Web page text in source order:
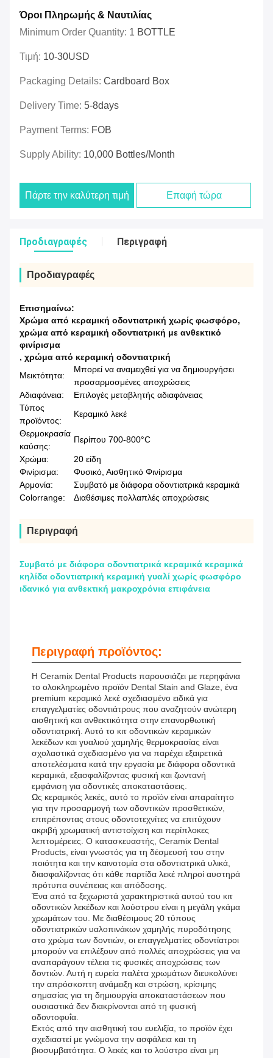
Όροι Πληρωμής & Ναυτιλίας
Minimum Order Quantity: 1 BOTTLE
Τιμή: 10-30USD
Packaging Details: Cardboard Box
Delivery Time: 5-8days
Payment Terms: FOB
Supply Ability: 10,000 Bottles/month
Πάρτε την καλύτερη τιμή Επαφή τώρα
Προδιαγραφές Περιγραφή
Προδιαγραφές
Επισημαίνω:
Χρώμα από κεραμική οδοντιατρική χωρίς φωσφόρο,
χρώμα από κεραμική οδοντιατρική με ανθεκτικό
φινίρισμα
, χρώμα από κεραμική οδοντιατρική
Μεικτότητα:
Μπορεί να αναμειχθεί για να δημιουργήσει
προσαρμοσμένες αποχρώσεις
Αδιαφάνεια:
Επιλογές μεταβλητής αδιαφάνειας
Τύπος
προϊόντος:
Κεραμικό λεκέ
Θερμοκρασία
καύσης:
Περίπου 700-800°C
Χρώμα:
20 είδη
Φινίρισμα:
Φυσικό, Αισθητικό Φινίρισμα
Αρμονία:
Συμβατό με διάφορα οδοντιατρικά κεραμικά
Colorrange:
Διαθέσιμες πολλαπλές αποχρώσεις
Περιγραφή
Συμβατό με διάφορα οδοντιατρικά κεραμικά κεραμικά
κηλίδα οδοντιατρική κεραμική γυαλί χωρίς φωσφόρο
ιδανικό για ανθεκτική μακροχρόνια επιφάνεια
Περιγραφή προϊόντος:
Η Ceramix Dental Products παρουσιάζει με περηφάνια
το ολοκληρωμένο προϊόν Dental Stain and Glaze, ένα
premium κεραμικό λεκέ σχεδιασμένο ειδικά για
επαγγελματίες οδοντιάτρους που αναζητούν ανώτερη
αισθητική και ανθεκτικότητα στην επανορθωτική
οδοντιατρική. Αυτό το κιτ οδοντικών κεραμικών
λεκέδων και γυαλιού χαμηλής θερμοκρασίας είναι
σχολαστικά σχεδιασμένο για να παρέχει εξαιρετικά
αποτελέσματα κατά την εργασία με διάφορα οδοντικά
κεραμικά, εξασφαλίζοντας φυσική και ζωντανή
εμφάνιση για οδοντικές αποκαταστάσεις.
Ως κεραμικός λεκές, αυτό το προϊόν είναι απαραίτητο
για την προσαρμογή των οδοντικών προσθετικών,
επιτρέποντας στους οδοντοτεχνίτες να επιτύχουν
ακριβή χρωματική αντιστοίχιση και περίπλοκες
λεπτομέρειες. Ο κατασκευαστής, Ceramix Dental
Products, είναι γνωστός για τη δέσμευσή του στην
ποιότητα και την καινοτομία στα οδοντιατρικά υλικά,
διασφαλίζοντας ότι κάθε παρτίδα λεκέ πληροί αυστηρά
πρότυπα συνέπειας και απόδοσης.
Ένα από τα ξεχωριστά χαρακτηριστικά αυτού του κιτ
οδοντικών λεκέδων και λούστρου είναι η μεγάλη γκάμα
χρωμάτων του. Με διαθέσιμους 20 τύπους
οδοντιατρικών υαλοπινάκων χαμηλής πυροδότησης
στο χρώμα των δοντιών, οι επαγγελματίες οδοντίατροι
μπορούν να επιλέξουν από πολλές αποχρώσεις για να
αναπαράγουν τέλεια τις φυσικές αποχρώσεις των
δοντιών. Αυτή η ευρεία παλέτα χρωμάτων διευκολύνει
την απρόσκοπτη ανάμειξη και στρώση, κρίσιμης
σημασίας για τη δημιουργία αποκαταστάσεων που
ουσιαστικά δεν διακρίνονται από τη φυσική
οδοντοφυΐα.
Εκτός από την αισθητική του ευελιξία, το προϊόν έχει
σχεδιαστεί με γνώμονα την ασφάλεια και τη
βιοσυμβατότητα. Ο λεκές και το λούστρο είναι μη